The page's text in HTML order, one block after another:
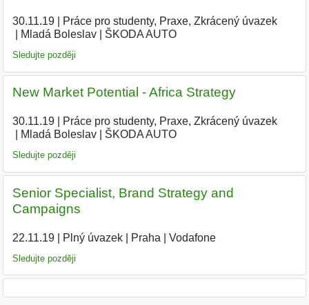
30.11.19| Práce pro studenty, Praxe, Zkrácený úvazek|
Mladá Boleslav| ŠKODA AUTO|
Sledujte později
New Market Potential - Africa Strategy
30.11.19| Práce pro studenty, Praxe, Zkrácený úvazek|
Mladá Boleslav| ŠKODA AUTO|
Sledujte později
Senior Specialist, Brand Strategy and
Campaigns
22.11.19| Plný úvazek| Praha Vodafone|
Sledujte později